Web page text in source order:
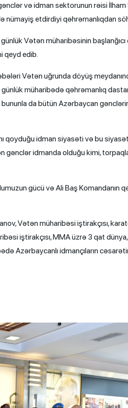
və idman sektorunun rəisi
nümayiş etdirdiyi qəhrəmanlıqdan
Vətən müharibəsinin başlanğıcı
qeyd edib.
Vətən uğrunda döyüş
müharibədə qəhrəmanlıq
da bütün Azərbaycan
qoyduğu idman siyasəti və bu
idmanda olduğu kimi,
gücü və Ali Baş Komandanın
Vətən müharibəsi iştirakçısı,
iştirakçısı, MMA üzrə 3 qat
Azərbaycanlı idmançıların